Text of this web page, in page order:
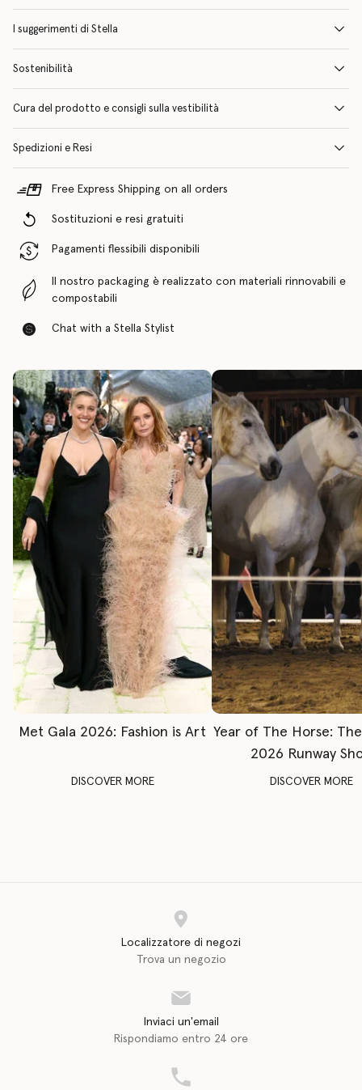
I suggerimenti di Stella
Sostenibilità
Cura del prodotto e consigli sulla vestibilità
Spedizioni e Resi
Free Express Shipping on all orders
Sostituzioni e resi gratuiti
Pagamenti flessibili disponibili
Il nostro packaging è realizzato con materiali rinnovabili e
compostabili
Chat with a Stella Stylist
Met Gala 2026: Fashion is Art
DISCOVER MORE
Year of The Horse:
2026 Runway
DISCOVER MORE
Localizzatore di negozi
Trova un negozio
Inviaci un'email
Rispondiamo entro 24 ore